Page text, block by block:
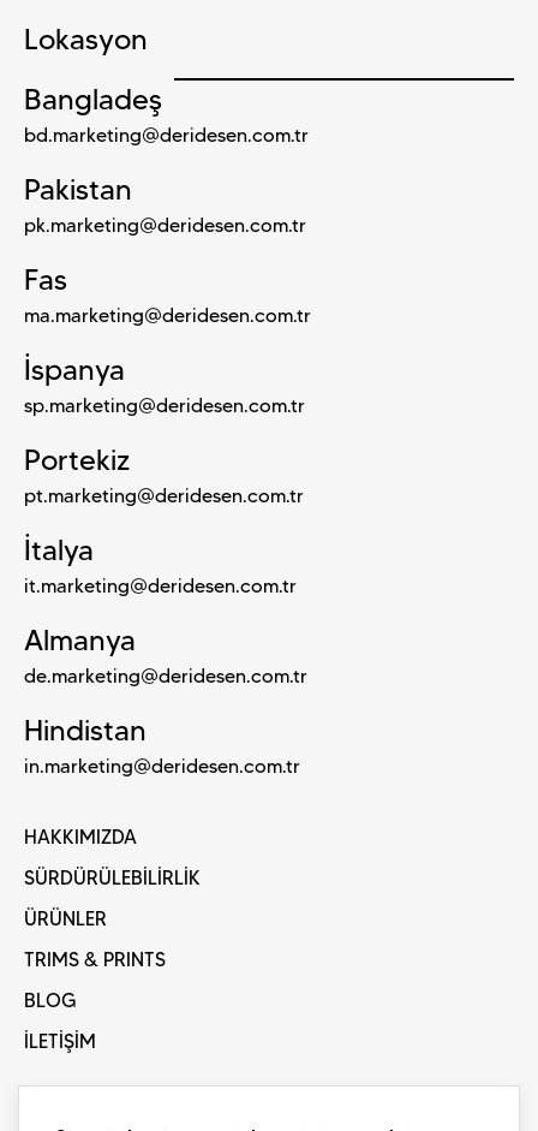
Lokasyon
Bangladeş
bd.marketing@deridesen.com.tr
Pakistan
pk.marketing@deridesen.com.tr
Fas
ma.marketing@deridesen.com.tr
İspanya
sp.marketing@deridesen.com.tr
Portekiz
pt.marketing@deridesen.com.tr
İtalya
it.marketing@deridesen.com.tr
Almanya
de.marketing@deridesen.com.tr
Hindistan
in.marketing@deridesen.com.tr
HAKKIMIZDA
SÜRDÜRÜLEBİLİRLİK
ÜRÜNLER
TRIMS & PRINTS
BLOG
İLETİŞİM